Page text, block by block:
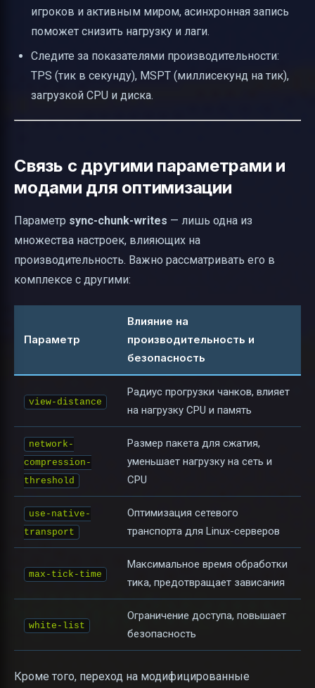
игроков и активным миром, асинхронная запись
поможет снизить нагрузку и лаги.
Следите за показателями производительности:
TPS (тик в секунду), MSPT (миллисекунд на тик),
загрузкой CPU и диска.
Связь с другими параметрами и
модами для оптимизации
Параметр sync-chunk-writes — лишь одна из
множества настроек, влияющих на
производительность. Важно рассматривать его в
комплексе с другими:
Параметр
Влияние на
производительность и
безопасность
view-distance
Радиус прогрузки чанков, влияет
на нагрузку CPU и память
network-
compression-
threshold
Размер пакета для сжатия,
уменьшает нагрузку на сеть и
CPU
use-native-
transport
Оптимизация сетевого
транспорта для Linux-серверов
max-tick-time
Максимальное время обработки
тика, предотвращает зависания
white-list
Ограничение доступа, повышает
безопасность
Кроме того, переход на модифицированные